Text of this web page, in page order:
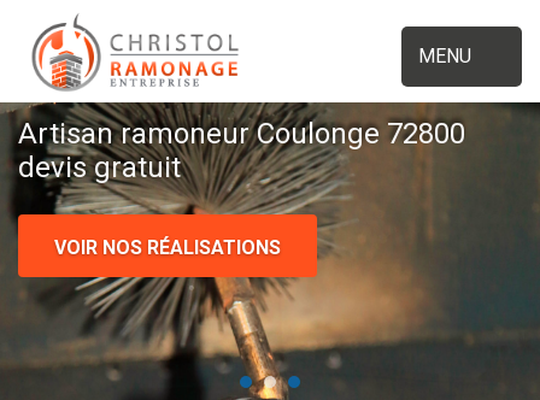
MENU
Artisan ramoneur Coulonge 72800
devis gratuit
VOIR NOS RÉALISATIONS